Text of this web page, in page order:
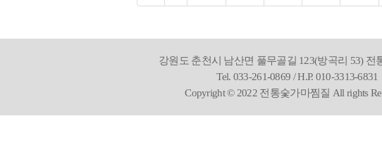
강원도 춘천시 남산면 풀무골길 123(방곡리 53) 전
Tel. 033-261-0869 / H.P. 010-3313-6831
Copyright © 2022 전통숯가마찜질 All rights